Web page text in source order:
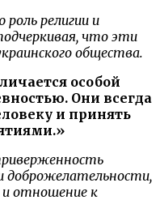
религии и
что эти
общества.
особой
Они всегда
и принять
доброжелательности,
отношение к